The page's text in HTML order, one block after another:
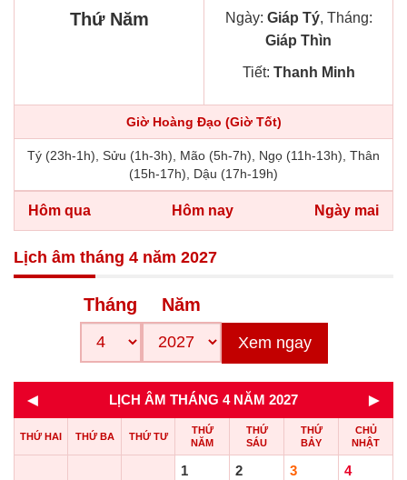
Thứ Năm Ngày: Giáp Tý, Tháng:
Giáp Thìn
Tiết: Thanh Minh
Giờ Hoàng Đạo (Giờ Tốt)
Tý (23h-1h), Sửu (1h-3h), Mão (5h-7h), Ngọ (11h-13h), Thân
(15h-17h), Dậu (17h-19h)
Hôm qua Hôm nay Ngày mai
Lịch âm tháng 4 năm 2027
Tháng Năm
Xem ngay
◄ LỊCH ÂM THÁNG 4 NĂM 2027 ►
THỨ HAI THỨ BA THỨ TƯ
THỨ
NĂM
THỨ
SÁU
THỨ
BẢY
CHỦ
NHẬT
1
2
3
4